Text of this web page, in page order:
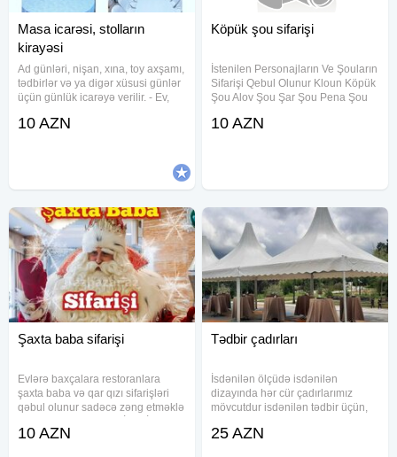
Masa icarəsi, stolların
kirayəsi
Ad günləri, nişan, xına, toy axşamı,
tədbirlər və ya digər xüsusi günlər
üçün günlük icarəyə verilir. - Ev,
üçün. - MASA ölçüləri (en x
10 AZN
Köpük şou sifarişi
İstenilen Personajların Ve Şouların
Sifarişi Qebul Olunur Kloun Köpük
Şou Alov Şou Şar Şou Pena Şou
Princessa Safia KOMPANİYA
10 AZN
Şaxta baba sifarişi
Evlərə baxçalara restoranlara
şaxta baba və qar qızı sifarişləri
qəbul olunur sadəcə zəng etməklə
ETMƏYƏ TƏLƏSİN BAYRAMA AZ
10 AZN
Tədbir çadırları
İsdənilən ölçüdə isdənilən
dizayında hər cür çadırlarımız
mövcutdur isdənilən tədbir üçün,
çadırlar, vip çadırlar, künbəz tipli
25 AZN